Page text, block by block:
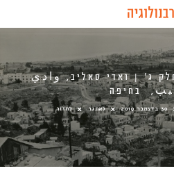
ג’ | ואדי סאליב, وادي
בחיפה
30 בדצמבר 2019 לאתגר לחזור